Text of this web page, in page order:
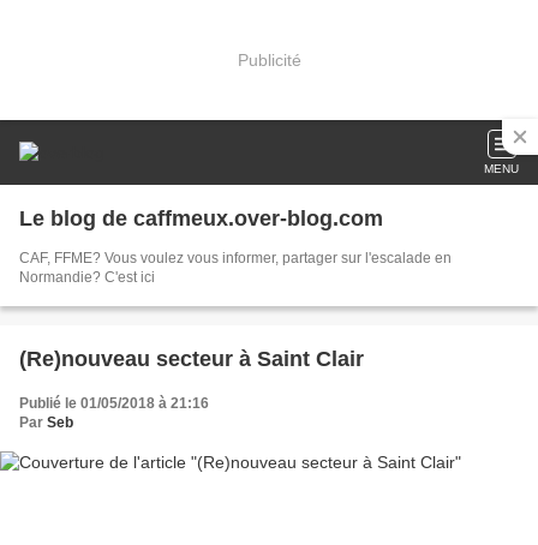
Publicité
MENU
Le blog de caffmeux.over-blog.com
CAF, FFME? Vous voulez vous informer, partager sur l'escalade en
Normandie? C'est ici
(Re)nouveau secteur à Saint Clair
Publié le 01/05/2018 à 21:16
Par Seb